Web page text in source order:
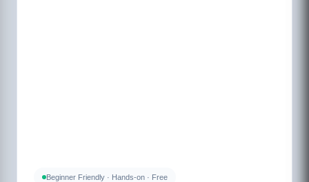
Beginner Friendly · Hands-on · Free